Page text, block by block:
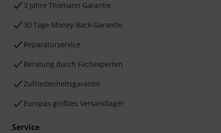
3 Jahre Thomann Garantie
30 Tage Money-Back-Garantie
Reparaturservice
Beratung durch Fachexperten
Zufriedenheitsgarantie
Europas größtes Versandlager
Service